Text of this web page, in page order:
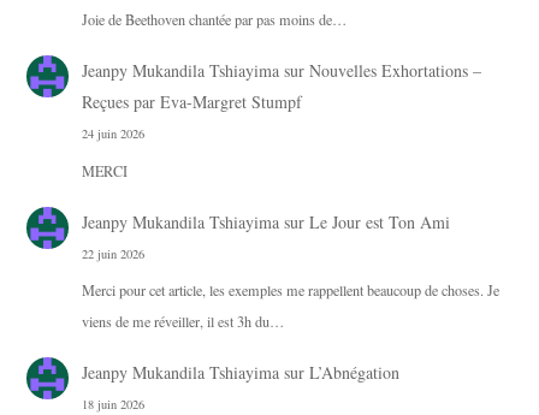
Joie de Beethoven chantée par pas moins de…
Jeanpy Mukandila Tshiayimasur Nouvelles Exhortations –
Reçues par Eva-Margret Stumpf
24 juin 2026
MERCI
Jeanpy Mukandila Tshiayimasur Le Jour est Ton Ami
22 juin 2026
Merci pour cet article, les exemples me rappellent beaucoup de choses. Je
viens de me réveiller, il est 3h du…
Jeanpy Mukandila Tshiayimasur L’Abnégation
18 juin 2026